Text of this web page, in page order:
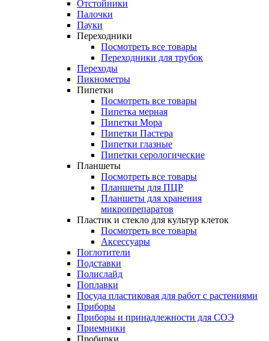
Отстойники
Палочки
Пауки
Переходники
Посмотреть все товары
Переходники для трубок
Переходы
Пикнометры
Пипетки
Посмотреть все товары
Пипетка мерная
Пипетки Мора
Пипетки Пастера
Пипетки глазные
Пипетки серологические
Планшеты
Посмотреть все товары
Планшеты для ПЦР
Планшеты для хранения
микропрепаратов
Пластик и стекло для культур клеток
Посмотреть все товары
Аксессуары
Поглотители
Подставки
Полислайд
Поплавки
Посуда пластиковая для работ с растениями
Приборы
Приборы и принадлежности для СОЭ
Приемники
Пробирки